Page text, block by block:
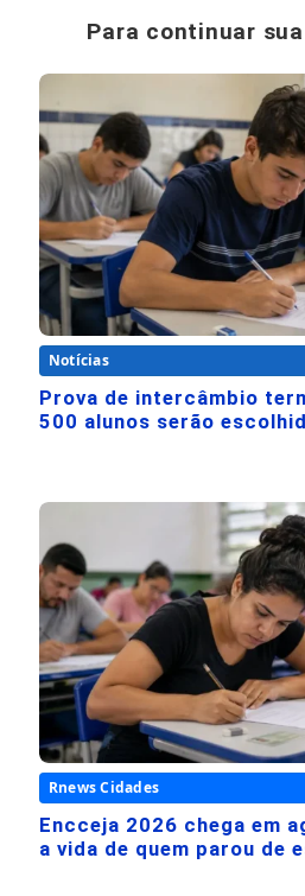
Para continuar
Notícias
Prova de intercâmbio
500 alunos serão
Rnews Cidades
Encceja 2026 chega em
a vida de quem parou de